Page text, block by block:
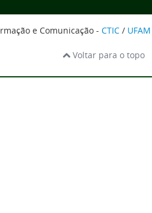
e Comunicação - CTIC / UFAM
Voltar para o topo